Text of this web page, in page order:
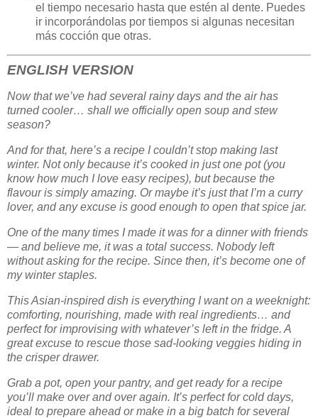
el tiempo necesario hasta que estén al dente. Puedes
ir incorporándolas por tiempos si algunas necesitan
más cocción que otras.
ENGLISH VERSION
Now that we’ve had several rainy days and the air has
turned cooler… shall we officially open soup and stew
season?
And for that, here’s a recipe I couldn’t stop making last
winter. Not only because it’s cooked in just one pot (you
know how much I love easy recipes), but because the
flavour is simply amazing. Or maybe it’s just that I’m a curry
lover, and any excuse is good enough to open that spice jar.
One of the many times I made it was for a dinner with friends
— and believe me, it was a total success. Nobody left
without asking for the recipe. Since then, it’s become one of
my winter staples.
This Asian-inspired dish is everything I want on a weeknight:
comforting, nourishing, made with real ingredients… and
perfect for improvising with whatever’s left in the fridge. A
great excuse to rescue those sad-looking veggies hiding in
the crisper drawer.
Grab a pot, open your pantry, and get ready for a recipe
you’ll make over and over again. It’s perfect for cold days,
ideal to prepare ahead or make in a big batch for several